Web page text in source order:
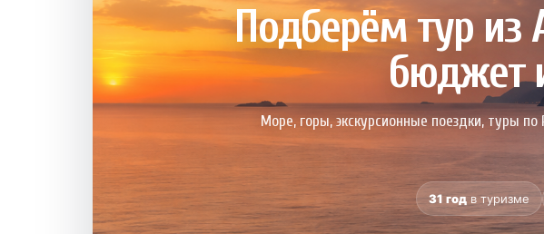
Подберём тур из
бюджет
Море, горы, экскурсионные поездки, туры
31 год в туризме